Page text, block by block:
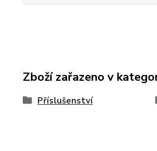
Zboží zařazeno v
Příslušenství